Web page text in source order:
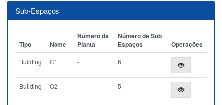
Sub-Espaços
Tipo Nome
Número da
Planta
Número de Sub
Espaços
Operações
Building C1 - 6
Building C2 - 5